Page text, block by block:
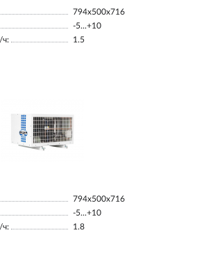
794x500x716
-5...+10
ч:
1.5
794x500x716
-5...+10
ч:
1.8